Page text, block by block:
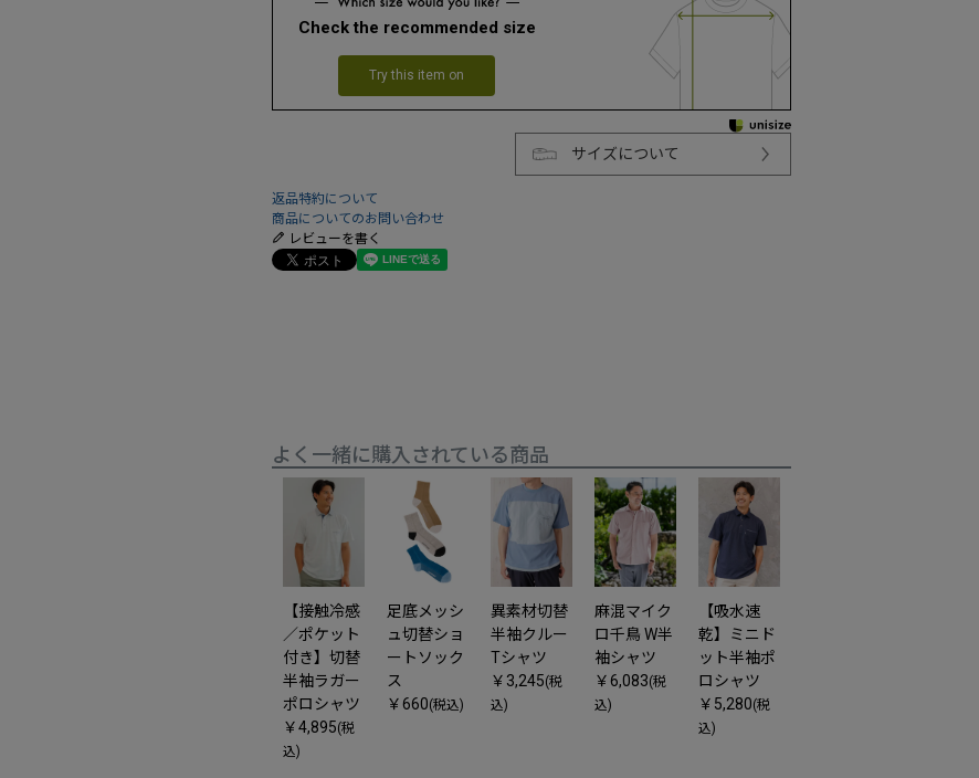
Check the recommended size
Try this item on
サイズについて
返品特約について
商品についてのお問い合わせ
レビューを書く
よく一緒に購入されている商品
【接触冷感
／ポケット
付き】切替
半袖ラガー
ポロシャツ
￥4,895(税
込)
足底メッシ
ュ切替ショ
ートソック
ス
￥660(税込)
異素材切替
半袖クルー
Tシャツ
￥3,245(税
込)
麻混マイク
ロ千鳥 W半
袖シャツ
￥6,083(税
込)
【吸水速
乾】ミニド
ット半袖ポ
ロシャツ
￥5,280(税
込)